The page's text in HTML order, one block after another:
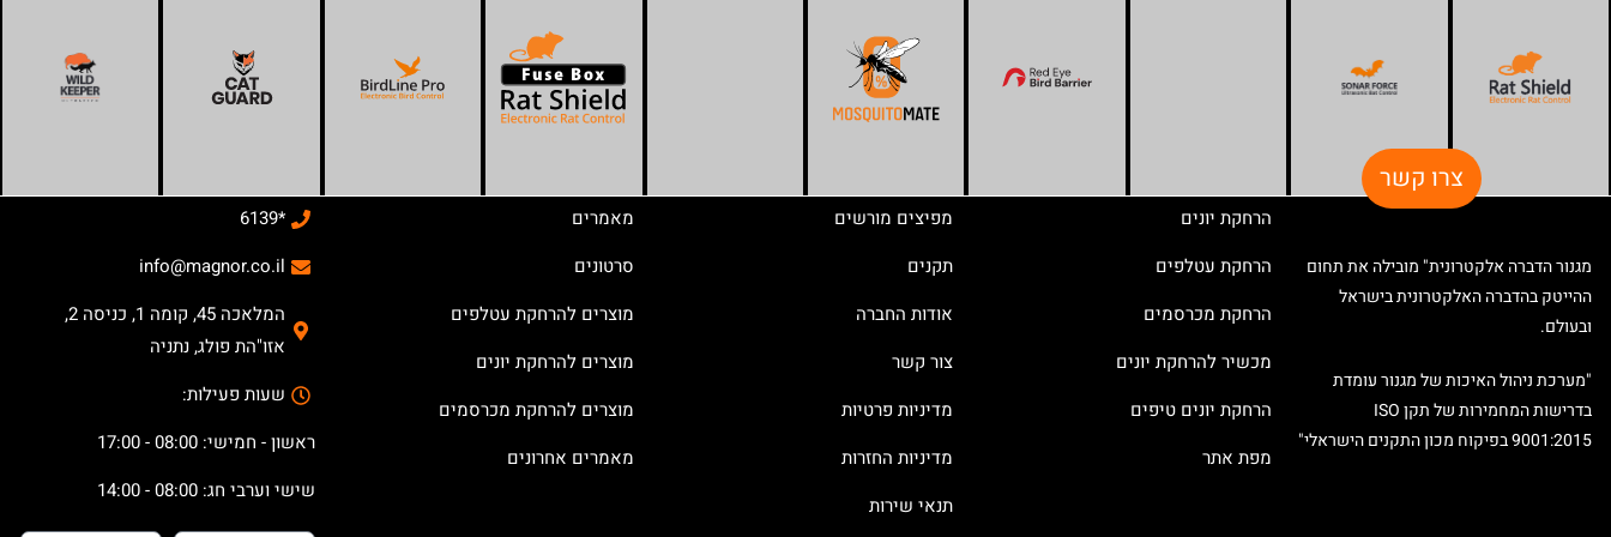
צרו קשר
מגנור הדברה אלקטרונית" מובילה את תחום
ההייטק בהדברה האלקטרונית בישראל
ובעולם.
"מערכת ניהול האיכות של מגנור עומדת
בדרישות המחמירות של תקן ISO
9001:2015 בפיקוח מכון התקנים הישראלי"
הרחקת יונים
הרחקת עטלפים
הרחקת מכרסמים
מכשיר להרחקת יונים
הרחקת יונים טיפים
מפת אתר
מפיצים מורשים
תקנים
אודות החברה
צור קשר
מדיניות פרטיות
מדיניות החזרות
תנאי שירות
מאמרים
סרטונים
מוצרים להרחקת עטלפים
מוצרים להרחקת יונים
מוצרים להרחקת מכרסמים
מאמרים אחרונים
*6139
info@magnor.co.il
המלאכה 45, קומה 1, כניסה 2,
אזו"הת פולג, נתניה
שעות פעילות:
ראשון - חמישי: 08:00 - 17:00
שישי וערבי חג: 08:00 - 14:00